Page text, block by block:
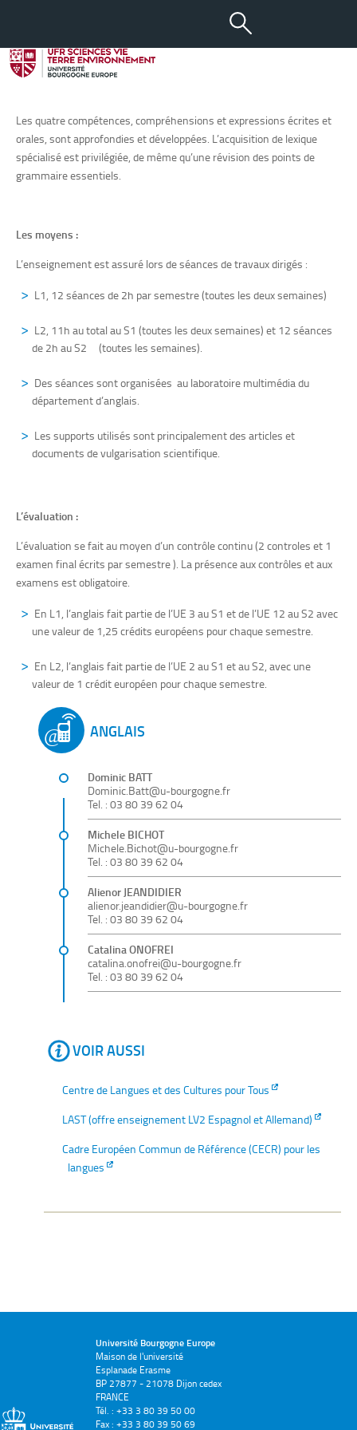
Anglais Licence 1 et 2
parcours SV
Les quatre compétences, compréhensions et expressions écrites et
orales, sont approfondies et développées. L’acquisition de lexique
spécialisé est privilégiée, de même qu’une révision des points de
grammaire essentiels.
Les moyens :
L’enseignement est assuré lors de séances de travaux dirigés :
L1, 12 séances de 2h par semestre (toutes les deux semaines)
L2, 11h au total au S1 (toutes les deux semaines) et 12 séances
de 2h au S2 (toutes les semaines).
Des séances sont organisées au laboratoire multimédia du
département d’anglais.
Les supports utilisés sont principalement des articles et
documents de vulgarisation scientifique.
L’évaluation :
L’évaluation se fait au moyen d’un contrôle continu (2 controles et 1
examen final écrits par semestre ). La présence aux contrôles et aux
examens est obligatoire.
En L1, l’anglais fait partie de l’UE 3 au S1 et de l’UE 12 au S2 avec
une valeur de 1,25 crédits européens pour chaque semestre.
En L2, l’anglais fait partie de l’UE 2 au S1 et au S2, avec une
valeur de 1 crédit européen pour chaque semestre.
ANGLAIS
Dominic BATT
Dominic.Batt@u-bourgogne.fr
Tel. : 03 80 39 62 04
Michele BICHOT
Michele.Bichot@u-bourgogne.fr
Tel. : 03 80 39 62 04
Alienor JEANDIDIER
alienor.jeandidier@u-bourgogne.fr
Tel. : 03 80 39 62 04
Catalina ONOFREI
catalina.onofrei@u-bourgogne.fr
Tel. : 03 80 39 62 04
VOIR AUSSI
Centre de Langues et des Cultures pour Tous
LAST (offre enseignement LV2 Espagnol et Allemand)
Cadre Européen Commun de Référence (CECR) pour les
langues
Université Bourgogne Europe
Maison de l'université
Esplanade Erasme
BP 27877 - 21078 Dijon cedex
FRANCE
Tél. : +33 3 80 39 50 00
Fax : +33 3 80 39 50 69